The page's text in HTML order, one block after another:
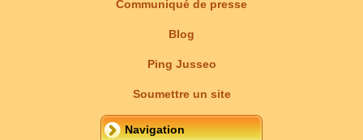
Communiqué de presse
Blog
Ping Jusseo
Soumettre un site
Navigation